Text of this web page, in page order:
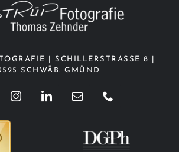
| SCHILLERSTRASSE 8 |
SCHWÄB. GMÜND